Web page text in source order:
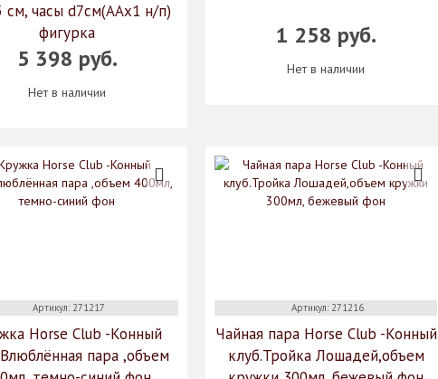
см, часы d7см(ААх1 н/п)
фигурка
5 398 руб.
Нет в наличии
1 258 руб.
Нет в наличии
Артикул: 271217
Horse Club -Конный
пара ,объем
Артикул: 271216
Чайная пара Horse Club -Конный
клуб.Тройка Лошадей,объем